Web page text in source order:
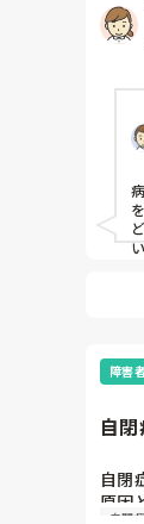
医療
疑問
目
す...
障害
自
自閉
原因
自閉